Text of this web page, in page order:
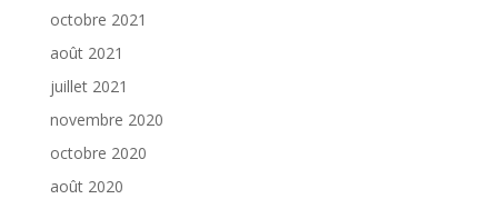
octobre 2021
août 2021
juillet 2021
novembre 2020
octobre 2020
août 2020